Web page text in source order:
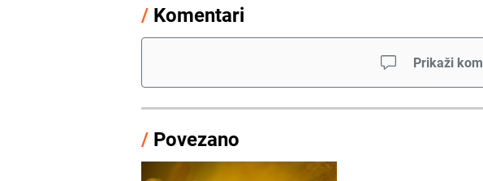
/ Komentari
Prikaži
/ Povezano